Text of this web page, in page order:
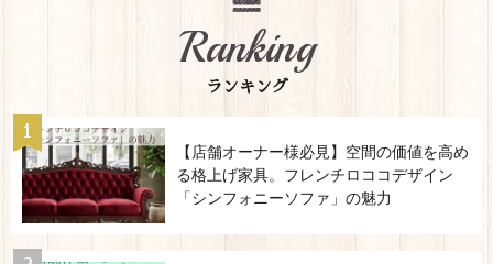
Ranking
ランキング
【店舗オーナー様必見】空間の価値を高め
る格上げ家具。フレンチロココデザイン
「シンフォニーソファ」の魅力